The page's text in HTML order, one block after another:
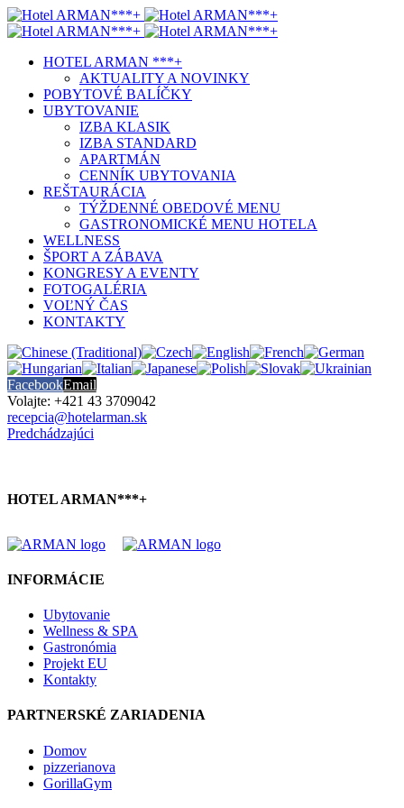
HOTEL ARMAN ***+
AKTUALITY A NOVINKY
POBYTOVÉ BALÍČKY
UBYTOVANIE
IZBA KLASIK
IZBA STANDARD
APARTMÁN
CENNÍK UBYTOVANIA
REŠTAURÁCIA
TÝŽDENNÉ OBEDOVÉ MENU
GASTRONOMICKÉ MENU HOTELA
WELLNESS
ŠPORT A ZÁBAVA
KONGRESY A EVENTY
FOTOGALÉRIA
VOĽNÝ ČAS
KONTAKTY
FacebookEmail
Volajte: +421 43 3709042
recepcia@hotelarman.sk
Predchádzajúci
HOTEL ARMAN***+
INFORMÁCIE
Ubytovanie
Wellness & SPA
Gastronómia
Projekt EU
Kontakty
PARTNERSKÉ ZARIADENIA
Domov
pizzerianova
GorillaGym